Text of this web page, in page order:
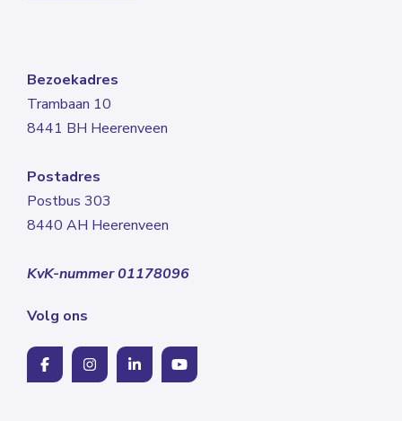
Bezoekadres
Trambaan 10
8441 BH Heerenveen
Postadres
Postbus 303
8440 AH Heerenveen
KvK-nummer 01178096
Volg ons